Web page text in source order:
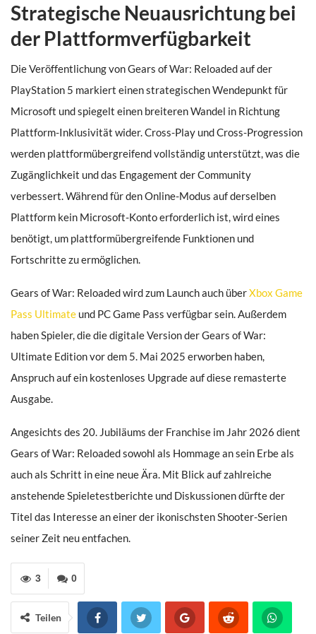
Strategische Neuausrichtung bei
der Plattformverfügbarkeit
Die Veröffentlichung von Gears of War: Reloaded auf der
PlayStation 5 markiert einen strategischen Wendepunkt für
Microsoft und spiegelt einen breiteren Wandel in Richtung
Plattform-Inklusivität wider. Cross-Play und Cross-Progression
werden plattformübergreifend vollständig unterstützt, was die
Zugänglichkeit und das Engagement der Community
verbessert. Während für den Online-Modus auf derselben
Plattform kein Microsoft-Konto erforderlich ist, wird eines
benötigt, um plattformübergreifende Funktionen und
Fortschritte zu ermöglichen.
Gears of War: Reloaded wird zum Launch auch überXbox Game
Pass Ultimate und PC Game Pass verfügbar sein. Außerdem
haben Spieler, die die digitale Version der Gears of War:
Ultimate Edition vor dem 5. Mai 2025 erworben haben,
Anspruch auf ein kostenloses Upgrade auf diese remasterte
Ausgabe.
Angesichts des 20. Jubiläums der Franchise im Jahr 2026 dient
Gears of War: Reloaded sowohl als Hommage an sein Erbe als
auch als Schritt in eine neue Ära. Mit Blick auf zahlreiche
anstehende Spieletestberichte und Diskussionen dürfte der
Titel das Interesse an einer der ikonischsten Shooter-Serien
seiner Zeit neu entfachen.
0
3
Teilen